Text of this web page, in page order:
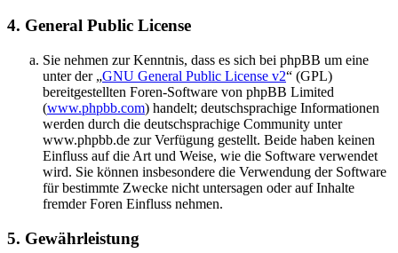
4. General Public License
Sie nehmen zur Kenntnis, dass es sich bei phpBB um eine
unter der „GNU General Public License v2“ (GPL)
bereitgestellten Foren-Software von phpBB Limited
(www.phpbb.com) handelt; deutschsprachige Informationen
werden durch die deutschsprachige Community unter
www.phpbb.de zur Verfügung gestellt. Beide haben keinen
Einfluss auf die Art und Weise, wie die Software verwendet
wird. Sie können insbesondere die Verwendung der Software
für bestimmte Zwecke nicht untersagen oder auf Inhalte
fremder Foren Einfluss nehmen.
5. Gewährleistung